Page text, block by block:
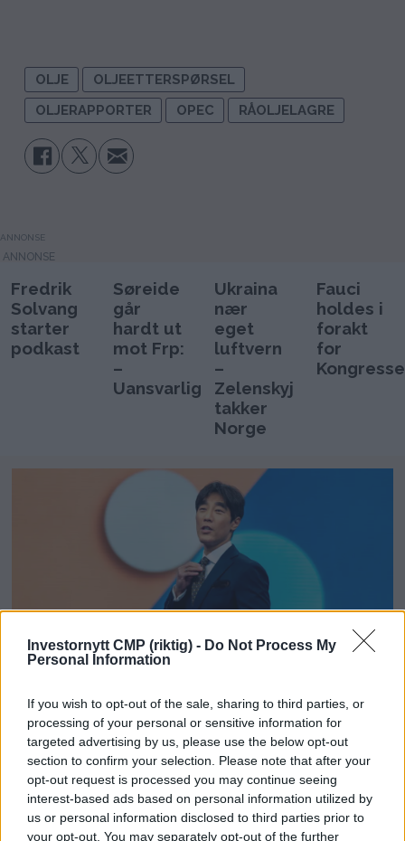
Investornytt CMP (riktig) - Do Not Process My
Personal Information
If you wish to opt-out of the sale, sharing to third parties, or
processing of your personal or sensitive information for
targeted advertising by us, please use the below opt-out
section to confirm your selection. Please note that after your
opt-out request is processed you may continue seeing
interest-based ads based on personal information utilized by
us or personal information disclosed to third parties prior to
your opt-out. You may separately opt-out of the further
OLJE
OLJEETTERSPØRSEL
OLJERAPPORTER
OPEC RÅOLJELAGRE
ANNONSE
Fredrik
Solvang
starter
podkast
Søreide
går
hardt ut
mot Frp:
–
Uansvarlig
Ukraina
nær
eget
luftvern
–
Zelenskyj
takker
Norge
Fauci
holdes i
forakt
for
Fredrik Solvang starter
podkast